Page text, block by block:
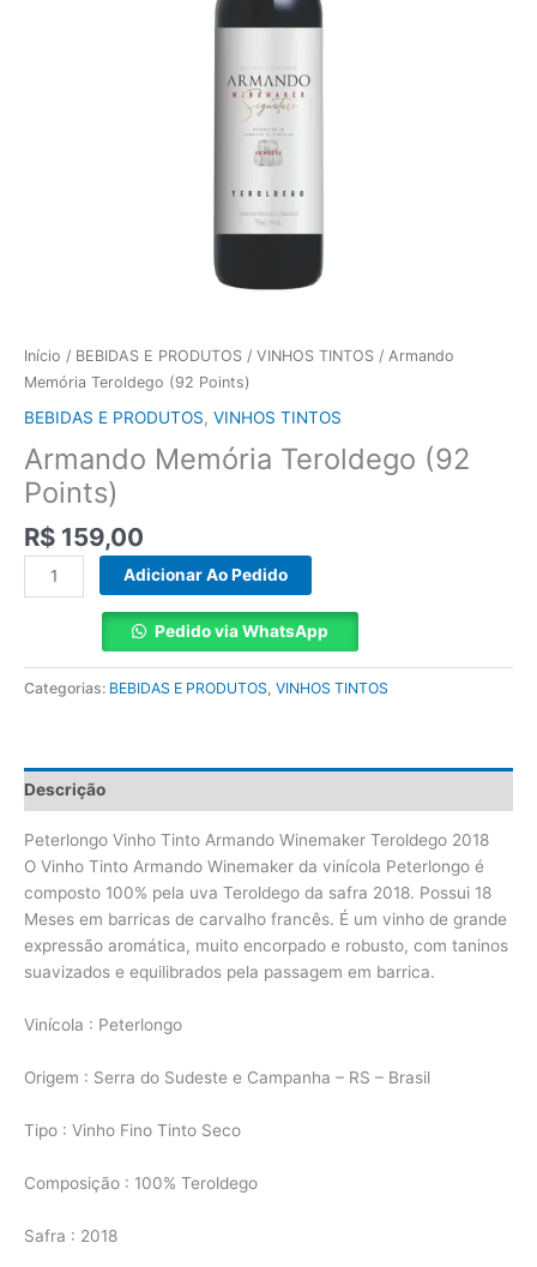
Início / BEBIDAS E PRODUTOS / VINHOS TINTOS / Armando
Memória Teroldego (92 Points)
BEBIDAS E PRODUTOS, VINHOS TINTOS
Armando Memória Teroldego (92
Points)
R$ 159,00
Adicionar Ao Pedido
Pedido via WhatsApp
Categorias: BEBIDAS E PRODUTOS, VINHOS TINTOS
Descrição
Peterlongo Vinho Tinto Armando Winemaker Teroldego 2018
O Vinho Tinto Armando Winemaker da vinícola Peterlongo é
composto 100% pela uva Teroldego da safra 2018. Possui 18
Meses em barricas de carvalho francês. É um vinho de grande
expressão aromática, muito encorpado e robusto, com taninos
suavizados e equilibrados pela passagem em barrica.
Vinícola : Peterlongo
Origem : Serra do Sudeste e Campanha – RS – Brasil
Tipo : Vinho Fino Tinto Seco
Composição : 100% Teroldego
Safra : 2018